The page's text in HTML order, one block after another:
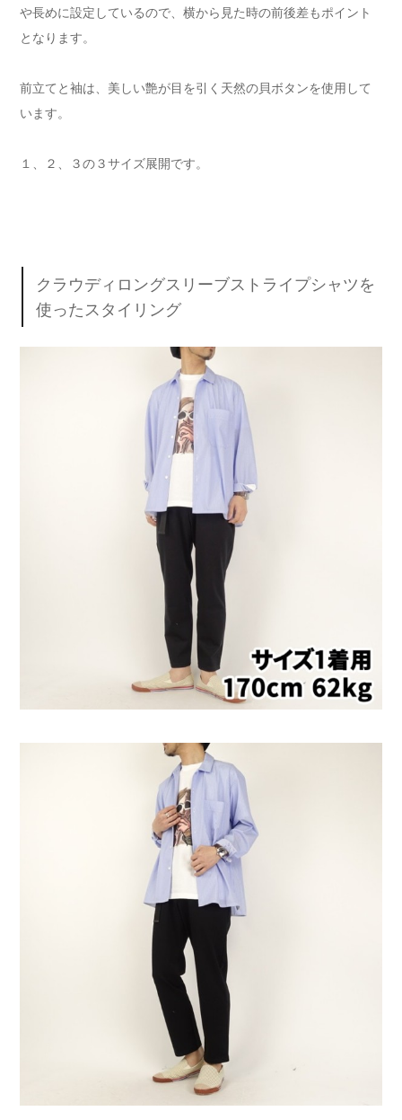
や長めに設定しているので、横から見た時の前後差もポイント
となります。
前立てと袖は、美しい艶が目を引く天然の貝ボタンを使用して
います。
１、２、３の３サイズ展開です。
クラウディロングスリーブストライプシャツを
使ったスタイリング